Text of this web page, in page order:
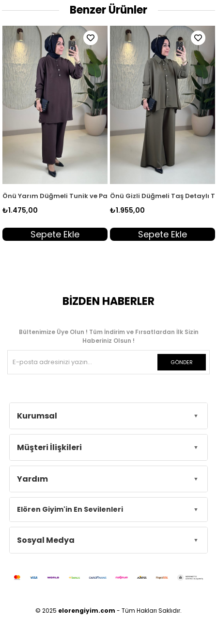
Benzer Ürünler
262358Kadın İkili Takım Haki KADO 262358
Önü Yarım Düğmeli Tunik ve Pantolon Kadın İkili Takım
₺1.475,00
Sepete Ekle
Önü Gizli Düğmeli Taş Detaylı
₺1.955,00
Sepete Ekle
BİZDEN HABERLER
Bültenimize Üye Olun ! Tüm İndirim ve Fırsatlardan İlk Sizin
Haberiniz Olsun !
GÖNDER
Kurumsal
Müşteri İlişkileri
Yardım
Elören Giyim'in En Sevilenleri
Sosyal Medya
© 2025 elorengiyim.com - Tüm Hakları Saklıdır.